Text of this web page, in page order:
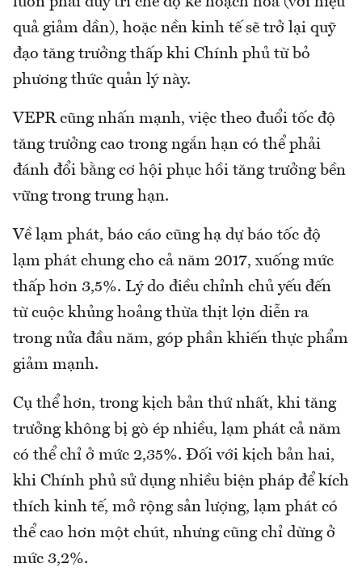
quả giảm dần), hoặc nền kinh tế sẽ trở lại quỹ
đạo tăng trưởng thấp khi Chính phủ từ bỏ
phương thức quản lý này.
VEPR cũng nhấn mạnh, việc theo đuổi tốc độ
tăng trưởng cao trong ngắn hạn có thể phải
đánh đổi bằng cơ hội phục hồi tăng trưởng bền
vững trong trung hạn.
Về lạm phát, báo cáo cũng hạ dự báo tốc độ
lạm phát chung cho cả năm 2017, xuống mức
thấp hơn 3,5%. Lý do điều chỉnh chủ yếu đến
từ cuộc khủng hoảng thừa thịt lợn diễn ra
trong nửa đầu năm, góp phần khiến thực phẩm
giảm mạnh.
Cụ thể hơn, trong kịch bản thứ nhất, khi tăng
trưởng không bị gò ép nhiều, lạm phát cả năm
có thể chỉ ở mức 2,35%. Đối với kịch bản hai,
khi Chính phủ sử dụng nhiều biện pháp để kích
thích kinh tế, mở rộng sản lượng, lạm phát có
thể cao hơn một chút, nhưng cũng chỉ dừng ở
mức 3,2%.